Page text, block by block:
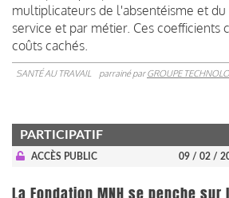
multiplicateurs de l'absentéisme et
service et par métier. Ces coefficients
coûts cachés.
SANTÉ AU TRAVAIL parrainé parGROUPE
PARTICIPATIF
ACCÈS PUBLIC 09 / 02 /